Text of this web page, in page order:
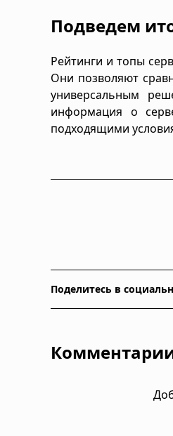
Подведем
Рейтинги и топы
Они позволяют
универсальным
информация о
подходящими
Поделитесь в